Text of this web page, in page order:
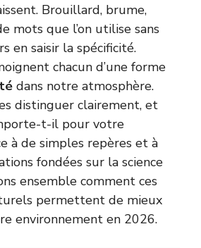
Brouillard, brume,
mots que l’on utilise sans
en saisir la spécificité.
chacun d’une forme
dans notre atmosphère.
distinguer clairement, et
t-il pour votre
à de simples repères et à
fondées sur la science
ensemble comment ces
permettent de mieux
environnement en 2026.